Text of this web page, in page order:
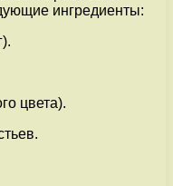
ингредиенты:
цвета).